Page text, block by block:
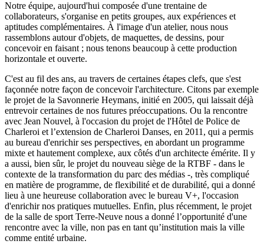
Notre équipe, aujourd'hui composée d'une trentaine de
collaborateurs, s'organise en petits groupes, aux expériences et
aptitudes complémentaires. À l'image d'un atelier, nous nous
rassemblons autour d'objets, de maquettes, de dessins, pour
concevoir en faisant ; nous tenons beaucoup à cette production
horizontale et ouverte.
C'est au fil des ans, au travers de certaines étapes clefs, que s'est
façonnée notre façon de concevoir l'architecture. Citons par exemple
le projet de la Savonnerie Heymans, initié en 2005, qui laissait déjà
entrevoir certaines de nos futures préoccupations. Ou la rencontre
avec Jean Nouvel, à l'occasion du projet de l'Hôtel de Police de
Charleroi et l’extension de Charleroi Danses, en 2011, qui a permis
au bureau d'enrichir ses perspectives, en abordant un programme
mixte et hautement complexe, aux côtés d'un architecte émérite. Il y
a aussi, bien sûr, le projet du nouveau siège de la RTBF - dans le
contexte de la transformation du parc des médias -, très compliqué
en matière de programme, de flexibilité et de durabilité, qui a donné
lieu à une heureuse collaboration avec le bureau V+, l'occasion
d'enrichir nos pratiques mutuelles. Enfin, plus récemment, le projet
de la salle de sport Terre-Neuve nous a donné l’opportunité d'une
rencontre avec la ville, non pas en tant qu’institution mais la ville
comme entité urbaine.